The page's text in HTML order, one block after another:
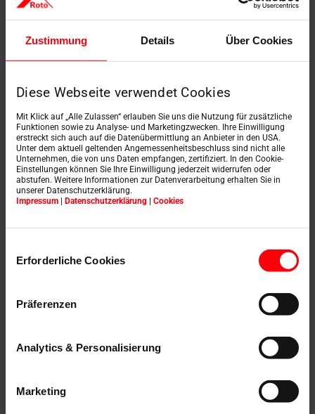
Zustimmung Details Über Cookies
Diese Webseite verwendet Cookies
Mit Klick auf „Alle Zulassen“ erlauben Sie uns die Nutzung für zusätzliche
Funktionen sowie zu Analyse- und Marketingzwecken. Ihre Einwilligung
erstreckt sich auch auf die Datenübermittlung an Anbieter in den USA.
Unter dem aktuell geltenden Angemessenheitsbeschluss sind nicht alle
Unternehmen, die von uns Daten empfangen, zertifiziert. In den Cookie-
Einstellungen können Sie Ihre Einwilligung jederzeit widerrufen oder
abstufen. Weitere Informationen zur Datenverarbeitung erhalten Sie in
unserer Datenschutzerklärung.
Impressum | Datenschutzerklärung | Cookies
Erforderliche Cookies
Präferenzen
Analytics & Personalisierung
Marketing